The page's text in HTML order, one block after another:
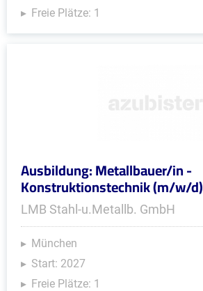
Freie Plätze: 1
Ausbildung: Metallbauer/in -
Konstruktionstechnik (m/w/d)
LMB Stahl-u.Metallb. GmbH
München
Start: 2027
Freie Plätze: 1